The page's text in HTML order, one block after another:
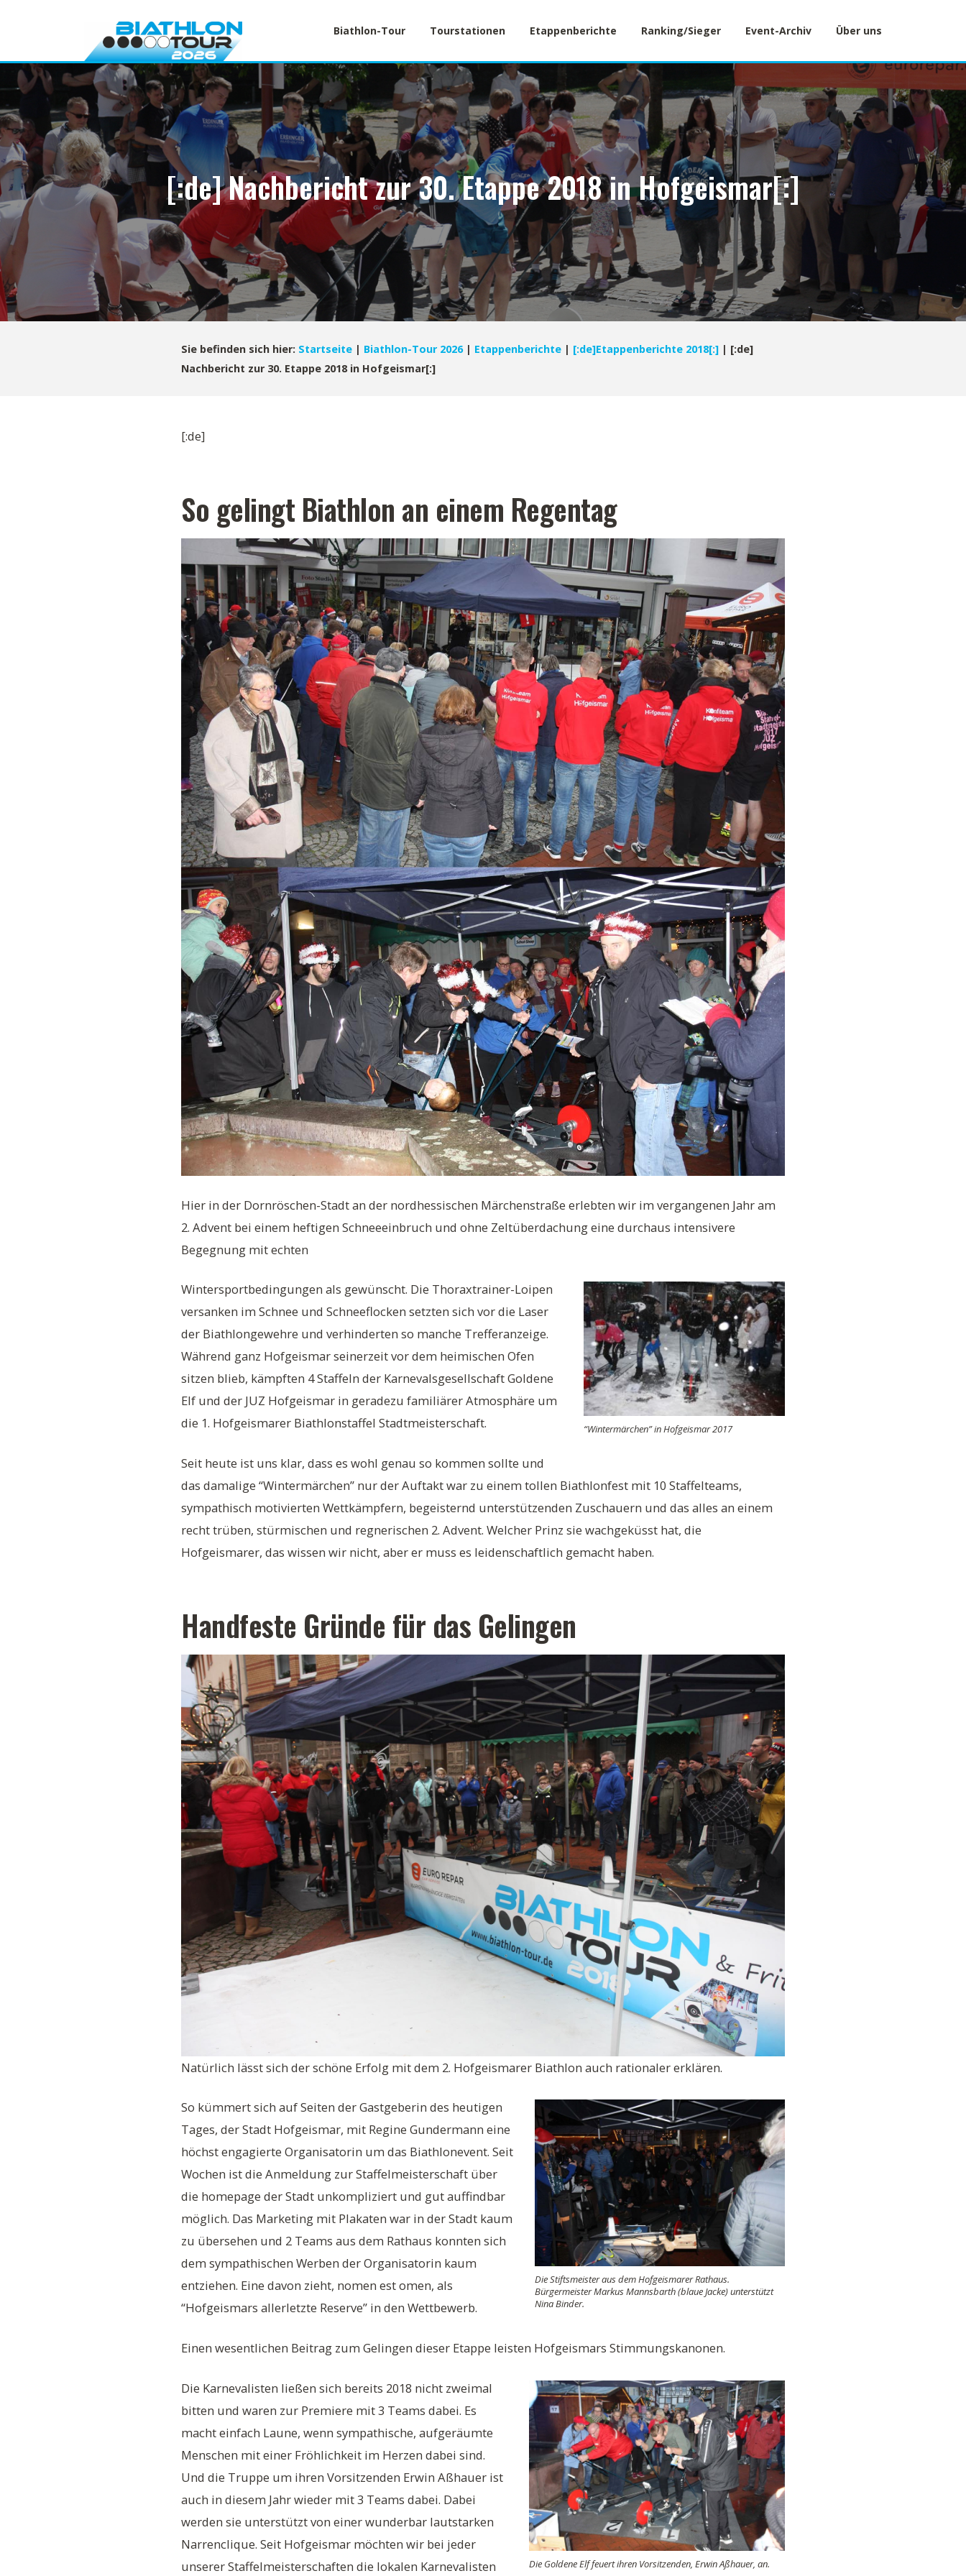
Biathlon-Tour Tourstationen Etappenberichte Ranking/Sieger Event-Archiv Über uns
[:de] Nachbericht zur 30. Etappe 2018 in Hofgeismar[:]
Sie befinden sich hier: Startseite | Biathlon-Tour 2026| Etappenberichte | [:de]Etappenberichte 2018[:] | [:de]
Nachbericht zur 30. Etappe 2018 in Hofgeismar[:]
[:de]
So gelingt Biathlon an einem Regentag
Hier in der Dornröschen-Stadt an der nordhessischen Märchenstraße erlebten wir im vergangenen Jahr am
2. Advent bei einem heftigen Schneeeinbruch und ohne Zeltüberdachung eine durchaus intensivere
Begegnung mit echten
“Wintermärchen” in Hofgeismar 2017
Wintersportbedingungen als gewünscht. Die Thoraxtrainer-Loipen
versanken im Schnee und Schneeflocken setzten sich vor die Laser
der Biathlongewehre und verhinderten so manche Trefferanzeige.
Während ganz Hofgeismar seinerzeit vor dem heimischen Ofen
sitzen blieb, kämpften 4 Staffeln der Karnevalsgesellschaft Goldene
Elf und der JUZ Hofgeismar in geradezu familiärer Atmosphäre um
die 1. Hofgeismarer Biathlonstaffel Stadtmeisterschaft.
Seit heute ist uns klar, dass es wohl genau so kommen sollte und
das damalige “Wintermärchen” nur der Auftakt war zu einem tollen Biathlonfest mit 10 Staffelteams,
sympathisch motivierten Wettkämpfern, begeisternd unterstützenden Zuschauern und das alles an einem
recht trüben, stürmischen und regnerischen 2. Advent. Welcher Prinz sie wachgeküsst hat, die
Hofgeismarer, das wissen wir nicht, aber er muss es leidenschaftlich gemacht haben.
Handfeste Gründe für das Gelingen
Natürlich lässt sich der schöne Erfolg mit dem 2. Hofgeismarer Biathlon auch rationaler erklären.
Die Stiftsmeister aus dem Hofgeismarer Rathaus.
Bürgermeister Markus Mannsbarth (blaue Jacke) unterstützt
Nina Binder.
So kümmert sich auf Seiten der Gastgeberin des heutigen
Tages, der Stadt Hofgeismar, mit Regine Gundermann eine
höchst engagierte Organisatorin um das Biathlonevent. Seit
Wochen ist die Anmeldung zur Staffelmeisterschaft über
die homepage der Stadt unkompliziert und gut auffindbar
möglich. Das Marketing mit Plakaten war in der Stadt kaum
zu übersehen und 2 Teams aus dem Rathaus konnten sich
dem sympathischen Werben der Organisatorin kaum
entziehen. Eine davon zieht, nomen est omen, als
“Hofgeismars allerletzte Reserve” in den Wettbewerb.
Einen wesentlichen Beitrag zum Gelingen dieser Etappe leisten Hofgeismars Stimmungskanonen.
Die Goldene Elf feuert ihren Vorsitzenden, Erwin Aßhauer, an.
Die Karnevalisten ließen sich bereits 2018 nicht zweimal
bitten und waren zur Premiere mit 3 Teams dabei. Es
macht einfach Laune, wenn sympathische, aufgeräumte
Menschen mit einer Fröhlichkeit im Herzen dabei sind.
Und die Truppe um ihren Vorsitzenden Erwin Aßhauer ist
auch in diesem Jahr wieder mit 3 Teams dabei. Dabei
werden sie unterstützt von einer wunderbar lautstarken
Narrenclique. Seit Hofgeismar möchten wir bei jeder
unserer Staffelmeisterschaften die lokalen Karnevalisten